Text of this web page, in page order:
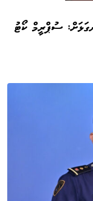
ސުޕްރީމް ކޯޓު